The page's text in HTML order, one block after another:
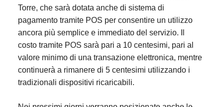
Torre, che sarà dotata anche di sistema di
pagamento tramite POS per consentire un utilizzo
ancora più semplice e immediato del servizio. Il
costo tramite POS sarà pari a 10 centesimi, pari al
valore minimo di una transazione elettronica, mentre
continuerà a rimanere di 5 centesimi utilizzando i
tradizionali dispositivi ricaricabili.